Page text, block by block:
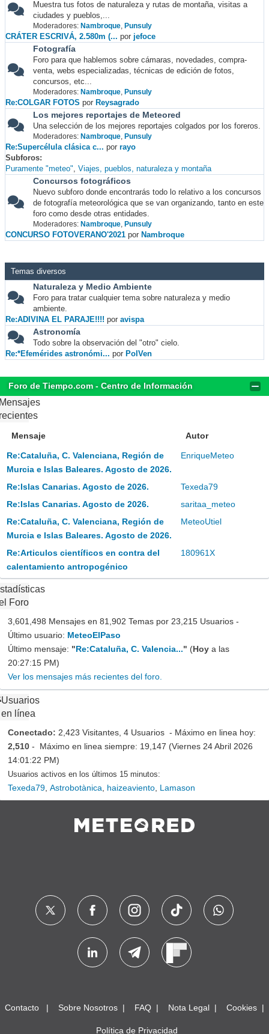
Muestra tus fotos de naturaleza y rutas de montaña, visitas a
ciudades y pueblos,...
Moderadores: Nambroque, Punsuly
CRÁTER ESCRIVÁ, 2.580m (... por jefoce
Fotografía
Foro para que hablemos sobre cámaras, novedades, compra-
venta, webs especializadas, técnicas de edición de fotos,
concursos, etc...
Moderadores: Nambroque, Punsuly
Re:COLGAR FOTOS por Reysagrado
Los mejores reportajes de Meteored
Una selección de los mejores reportajes colgados por los foreros.
Moderadores: Nambroque, Punsuly
Re:Supercélula clásica c... por rayo
Subforos
Puramente "meteo" Viajes, pueblos, naturaleza y montaña
Concursos fotográficos
Nuevo subforo donde encontrarás todo lo relativo a los concursos
de fotografía meteorológica que se van organizando, tanto en este
foro como desde otras entidades.
Moderadores: Nambroque, Punsuly
CONCURSO FOTOVERANO'2021 por Nambroque
Temas diversos
Naturaleza y Medio Ambiente
Foro para tratar cualquier tema sobre naturaleza y medio
ambiente.
Re:ADIVINA EL PARAJE!!!! por avispa
Astronomía
Todo sobre la observación del "otro" cielo.
Re:*Efemérides astronómi... por PolVen
Foro de Tiempo.com - Centro de Información
Mensaje Autor
Re:Cataluña, C. Valenciana, Región de
Murcia e Islas Baleares. Agosto de 2026.
EnriqueMeteo
Re:Islas Canarias. Agosto de 2026.
Texeda79
Re:Islas Canarias. Agosto de 2026.
saritaa_meteo
Re:Cataluña, C. Valenciana, Región de
Murcia e Islas Baleares. Agosto de 2026.
MeteoUtiel
Re:Articulos científicos en contra del
calentamiento antropogénico
180961X
Foro
3,601,498 Mensajes en 81,902 Temas por 23,215 Usuarios -
Último usuario: MeteoElPaso
Último mensaje: "Re:Cataluña, C. Valencia..." (Hoy a las
20:27:15 PM)
Ver los mensajes más recientes del foro.
Usuarios
en línea
Conectado: 2,423 Visitantes, 4 Usuarios - Máximo en linea hoy:
2,510 - Máximo en linea siempre: 19,147 (Viernes 24 Abril 2026
14:01:22 PM)
Usuarios activos en los últimos 15 minutos:
Texeda79 Astrobotànica haizeaviento Lamason
Contacto Sobre Nosotros FAQ Nota Legal Cookies
Política de Privacidad